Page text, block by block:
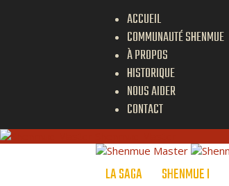
ACCUEIL
COMMUNAUTÉ SHENMUE
À PROPOS
HISTORIQUE
NOUS AIDER
CONTACT
LA SAGA SHENMUE I